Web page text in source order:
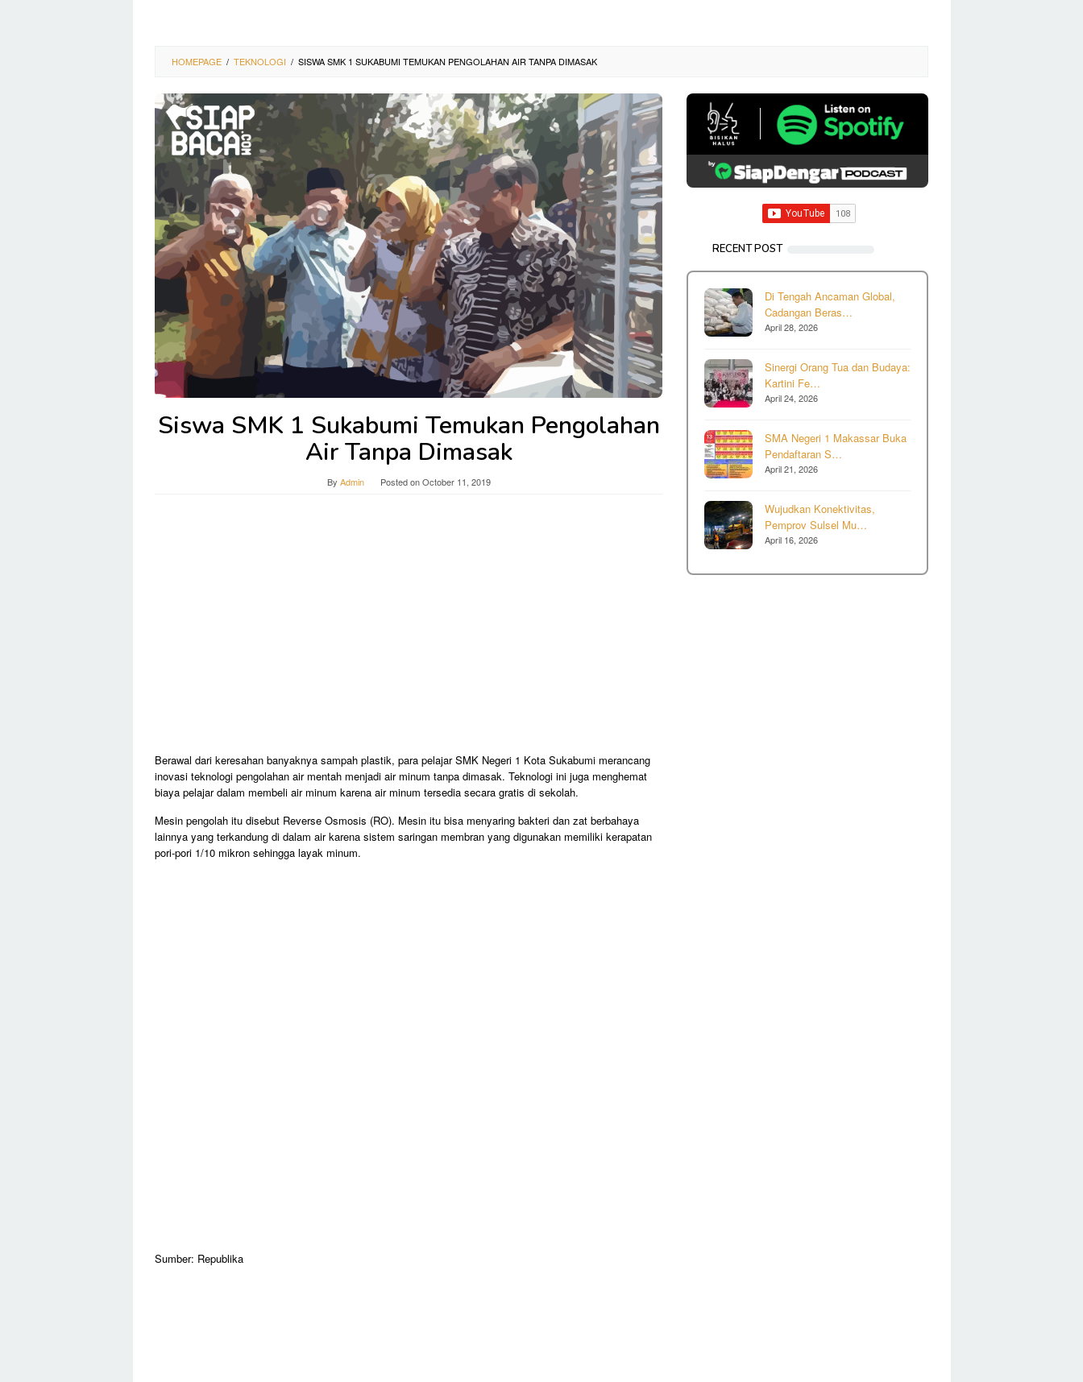
HOMEPAGE / TEKNOLOGI / SISWA SMK 1 SUKABUMI TEMUKAN PENGOLAHAN AIR TANPA DIMASAK
Siswa SMK 1 Sukabumi Temukan Pengolahan
Air Tanpa Dimasak
By Admin Posted onOctober 11, 2019
Berawal dari keresahan banyaknya sampah plastik, para pelajar SMK Negeri 1 Kota Sukabumi merancang
inovasi teknologi pengolahan air mentah menjadi air minum tanpa dimasak. Teknologi ini juga menghemat
biaya pelajar dalam membeli air minum karena air minum tersedia secara gratis di sekolah.
Mesin pengolah itu disebut Reverse Osmosis (RO). Mesin itu bisa menyaring bakteri dan zat berbahaya
lainnya yang terkandung di dalam air karena sistem saringan membran yang digunakan memiliki kerapatan
pori-pori 1/10 mikron sehingga layak minum.
Sumber: Republika
RECENT POST
Di Tengah Ancaman Global,
Cadangan Beras…
April 28, 2026
Sinergi Orang Tua dan Budaya:
Kartini Fe…
April 24, 2026
SMA Negeri 1 Makassar Buka
Pendaftaran S…
April 21, 2026
Wujudkan Konektivitas,
Pemprov Sulsel Mu…
April 16, 2026